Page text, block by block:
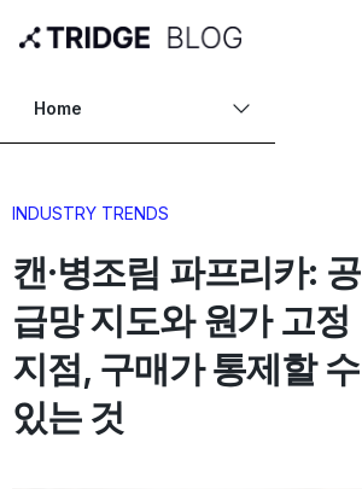
Home
INDUSTRY TRENDS
캔·병조림 파프리카: 공
급망 지도와 원가 고정
지점, 구매가 통제할 수
있는 것